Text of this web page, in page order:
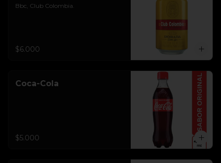
Bbc, Club Colombia.
$6.000
Coca-Cola
$5.000